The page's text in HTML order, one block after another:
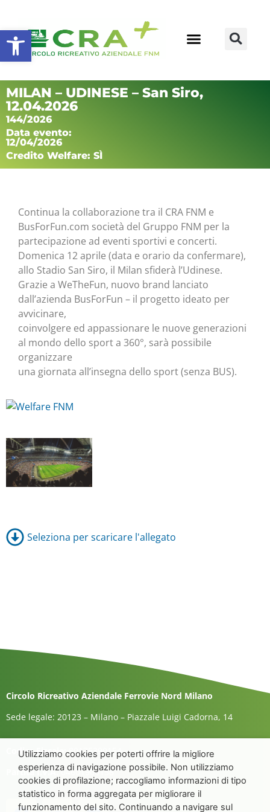
Apri la barra degli strumenti
MILAN – UDINESE – San Siro,
12.04.2026
144/2026
Data evento:
12/04/2026
Credito Welfare: SÌ
Continua la collaborazione tra il CRA FNM e
BusForFun.com società del Gruppo FNM per la
partecipazione ad eventi sportivi e concerti.
Domenica 12 aprile (data e orario da confermare),
allo Stadio San Siro, il Milan sfiderà l’Udinese.
Grazie a WeTheFun, nuovo brand lanciato
dall’azienda BusForFun – il progetto ideato per
avvicinare,
coinvolgere ed appassionare le nuove generazioni
al mondo dello sport a 360°, sarà possibile
organizzare
una giornata all’insegna dello sport (senza BUS).
Seleziona per scaricare l'allegato
Circolo Ricreativo Aziendale Ferrovie Nord Milano
Sede legale: 20123 – Milano – Piazzale Luigi Cadorna, 14
Codice Fiscale:80175390154
Partita I.V.A.04601960158
Utilizziamo cookies per poterti offrire la migliore
esperienza di navigazione possibile. Non utilizziamo
cookies di profilazione; raccogliamo informazioni di tipo
statistico in forma aggregata per migliorare il
funzionamento del sito. Continuando a navigare sul